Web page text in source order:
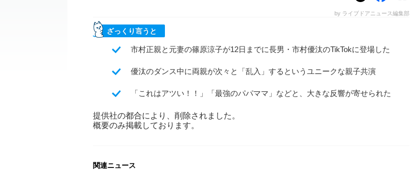
by ライブドアニュース編集部
ざっくり言うと
市村正親と元妻の篠原涼子が12日までに長男・市村優汰のTikTokに登場した
優汰のダンス中に両親が次々と「乱入」するというユニークな親子共演
「これはアツい！！」「最強のパパママ」などと、大きな反響が寄せられた
提供社の都合により、削除されました。
概要のみ掲載しております。
関連ニュース